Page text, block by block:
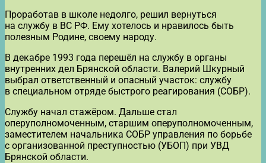
Проработав в школе недолго, решил вернуться
на службу в ВС РФ. Ему хотелось и нравилось быть
полезным Родине, своему народу.
В декабре 1993 года перешёл на службу в органы
внутренних дел Брянской области. Валерий Шкурный
выбрал ответственный и опасный участок: службу
в специальном отряде быстрого реагирования (СОБР).
Службу начал стажёром. Дальше стал
оперуполномоченным, старшим оперуполномоченным,
заместителем начальника СОБР управления по борьбе
с организованной преступностью (УБОП) при УВД
Брянской области.